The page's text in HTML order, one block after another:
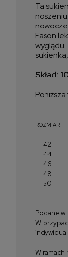
Ta
Fason
Skład:
ROZMIAR
42
44
46
48
50
Podane w
W
W ramach